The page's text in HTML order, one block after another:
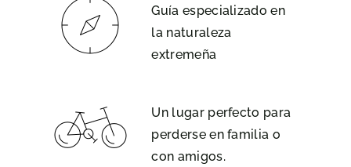
Guía especializado en
la naturaleza
extremeña
Un lugar perfecto para
perderse en familia o
con amigos.